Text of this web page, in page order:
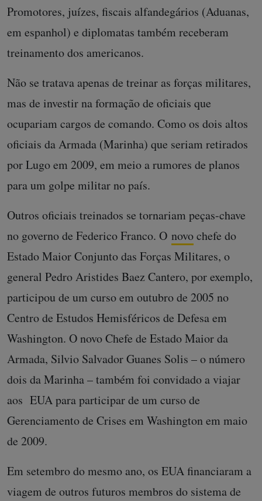
Promotores, juízes, fiscais alfandegários (Aduanas,
em espanhol) e diplomatas também receberam
treinamento dos americanos.
Não se tratava apenas de treinar as forças militares,
mas de investir na formação de oficiais que
ocupariam cargos de comando. Como os dois altos
oficiais da Armada (Marinha) que seriam retirados
por Lugo em 2009, em meio a rumores de planos
para um golpe militar no país.
Outros oficiais treinados se tornariam peças-chave
no governo de Federico Franco. O novochefe do
Estado Maior Conjunto das Forças Militares, o
general Pedro Aristides Baez Cantero, por exemplo,
participou de um curso em outubro de 2005 no
Centro de Estudos Hemisféricos de Defesa em
Washington. O novo Chefe de Estado Maior da
Armada, Silvio Salvador Guanes Solis – o número
dois da Marinha – também foi convidado a viajar
aos EUA para participar de um curso de
Gerenciamento de Crises em Washington em maio
de 2009.
Em setembro do mesmo ano, os EUA financiaram a
viagem de outros futuros membros do sistema de